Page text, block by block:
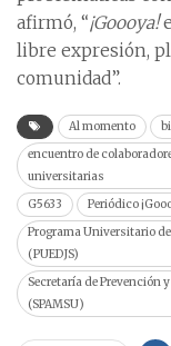
afirmó, “¡Goooya!
libre expresión,
comunidad”.
Al momento
encuentro de
universitarias
G5633
Periódico
Programa Universitario
(PUEDJS)
Secretaría de Prevención
(SPAMSU)